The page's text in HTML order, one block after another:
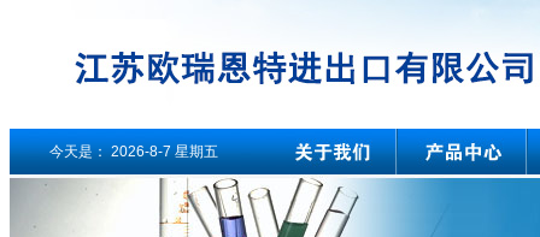
今天是：2026-8-7 星期五